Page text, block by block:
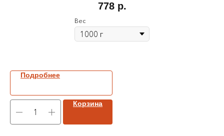
778 р.
Вес
Подробнее
Корзина